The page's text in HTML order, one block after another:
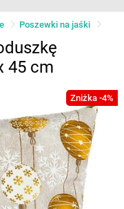
Poszewki na jaśki
45 cm
Zniżka -4%